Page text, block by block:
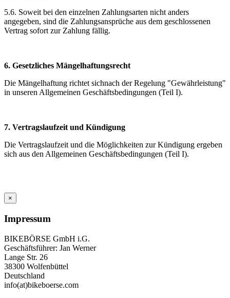
5.6. Soweit bei den einzelnen Zahlungsarten nicht anders
angegeben, sind die Zahlungsansprüche aus dem geschlossenen
Vertrag sofort zur Zahlung fällig.
6. Gesetzliches Mängelhaftungsrecht
Die Mängelhaftung richtet sichnach der Regelung "Gewährleistung"
in unseren Allgemeinen Geschäftsbedingungen (Teil I).
7. Vertragslaufzeit und Kündigung
Die Vertragslaufzeit und die Möglichkeiten zur Kündigung ergeben
sich aus den Allgemeinen Geschäftsbedingungen (Teil I).
×
Impressum
BIKEBÖRSE GmbH i.G.
Geschäftsführer: Jan Werner
Lange Str. 26
38300 Wolfenbüttel
Deutschland
info(at)bikeboerse.com